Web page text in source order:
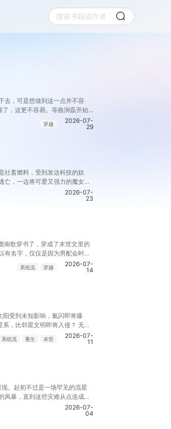
去，可是想做到这一点并不容
，这更不容易。等曲涧磊开始
穿越
2026-07-
29
社畜燃料，受到发达科技的奴
亡，一边将可爱又强力的魔女们
2026-07-
23
南歌穿书了，穿成了末世文里的
名字，仅仅是因为男配会时常
了一句，还夸赞了她。
系统流 穿越
2026-07-
14
阳受到未知影响，氦闪即将爆
，比邻星文明即将入侵？ 无所
无所谓，我会出手！ …… 从可控
系统流 重生 末世
2026-07-
11
。起初不过是一场罕见的流星
风暴，直到这些灾难从点连成
接连的降临，诡异生物充斥世
想。全职猎人趁大势崛起，生物
2026-07-
04